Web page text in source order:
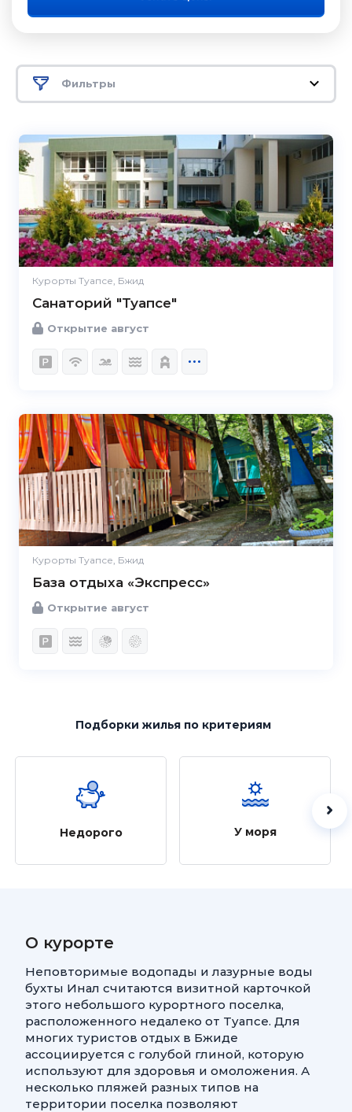
Фильтры
Курорты Туапсе, Бжид
Санаторий "Туапсе"
Открытие август
Курорты Туапсе, Бжид
База отдыха «Экспресс»
Открытие август
Подборки жильяпо критериям
Недорого У моря
О курорте
Неповторимые водопады и лазурные воды
бухты Инал считаются визитной карточкой
этого небольшого курортного поселка,
расположенного недалеко от Туапсе. Для
многих туристов отдых в Бжиде
ассоциируется с голубой глиной, которую
используют для здоровья и омоложения. А
несколько пляжей разных типов на
территории поселка позволяют